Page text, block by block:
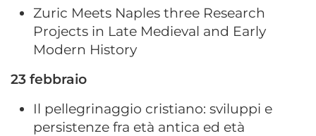
Zuric Meets Naples three Research
Projects in Late Medieval and Early
Modern History
23 febbraio
Il pellegrinaggio cristiano: sviluppi e
persistenze fra età antica ed età